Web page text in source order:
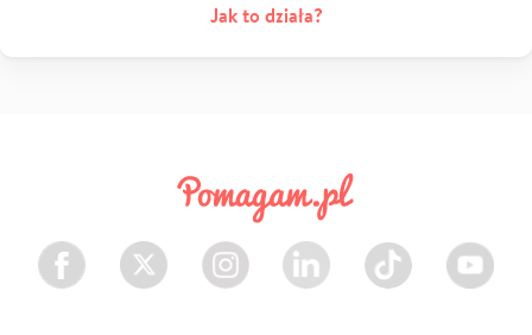
Jak to działa?
Facebook Twitter Instagram LinkedIn TikTok Youtube